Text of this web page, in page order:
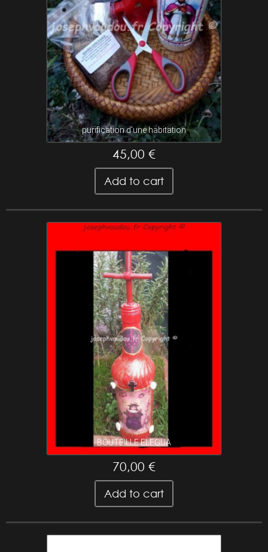
purification d'une habitation
45,00 €
Add to cart
BOUTEILLE ELEGUA
70,00 €
Add to cart